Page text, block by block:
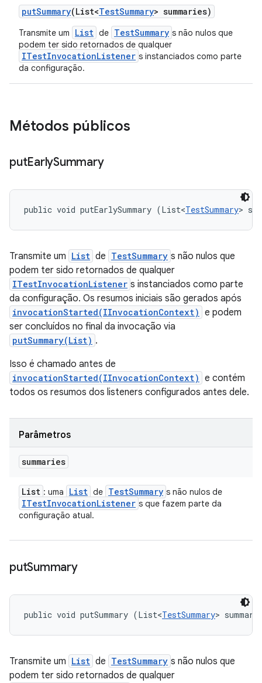
putSummary(List<TestSummary> summaries)
Transmite um List de TestSummary s não nulos que
podem ter sido retornados de qualquer
ITestInvocationListener s instanciados como parte
da configuração.
Métodos públicos
putEarlySummary
public void putEarlySummary (List<TestSummary>
Transmite um List de TestSummary s não nulos que
podem ter sido retornados de qualquer
ITestInvocationListener s instanciados como parte
da configuração. Os resumos iniciais são gerados após
invocationStarted(IInvocationContext) e podem
ser concluídos no final da invocação via
putSummary(List) .
Isso é chamado antes de
invocationStarted(IInvocationContext) e contém
todos os resumos dos listeners configurados antes dele.
Parâmetros
summaries
List : uma List de TestSummary s não nulos de
ITestInvocationListener s que fazem parte da
configuração atual.
putSummary
public void putSummary (List<TestSummary>
Transmite um List de TestSummary s não nulos que
podem ter sido retornados de qualquer